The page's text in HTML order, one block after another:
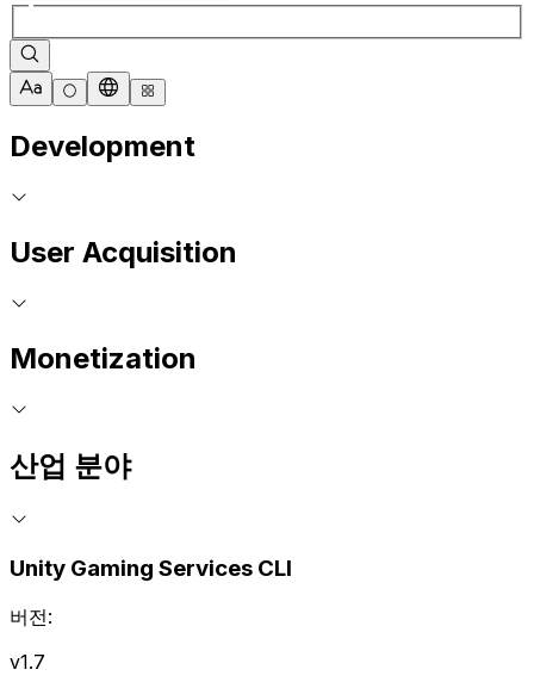
Development
User Acquisition
Monetization
산업 분야
Unity Gaming Services CLI
버전:
v1.7